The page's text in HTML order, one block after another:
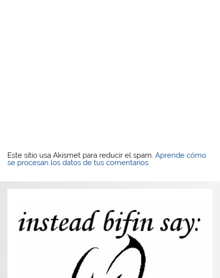
Este sitio usa Akismet para reducir el spam.Aprende cómo
se procesan los datos de tus comentarios.